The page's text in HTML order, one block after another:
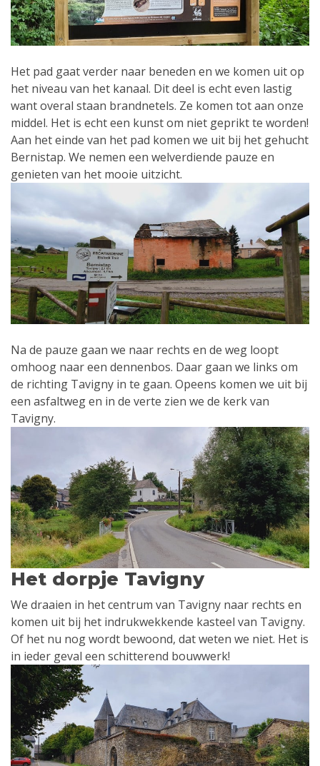
Het pad gaat verder naar beneden en we komen uit op
het niveau van het kanaal. Dit deel is echt even lastig
want overal staan brandnetels. Ze komen tot aan onze
middel. Het is echt een kunst om niet geprikt te worden!
Aan het einde van het pad komen we uit bij het gehucht
Bernistap. We nemen een welverdiende pauze en
genieten van het mooie uitzicht.
Na de pauze gaan we naar rechts en de weg loopt
omhoog naar een dennenbos. Daar gaan we links om
de richting Tavigny in te gaan. Opeens komen we uit bij
een asfaltweg en in de verte zien we de kerk van
Tavigny.
Het dorpje Tavigny
We draaien in het centrum van Tavigny naar rechts en
komen uit bij het indrukwekkende kasteel van Tavigny.
Of het nu nog wordt bewoond, dat weten we niet. Het is
in ieder geval een schitterend bouwwerk!